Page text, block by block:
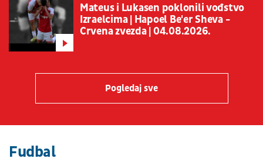
Mateus i Lukasen poklonili vođstvo
Izraelcima | Hapoel Be'er Sheva -
Crvena zvezda | 04.08.2026.
Pogledaj sve
Fudbal